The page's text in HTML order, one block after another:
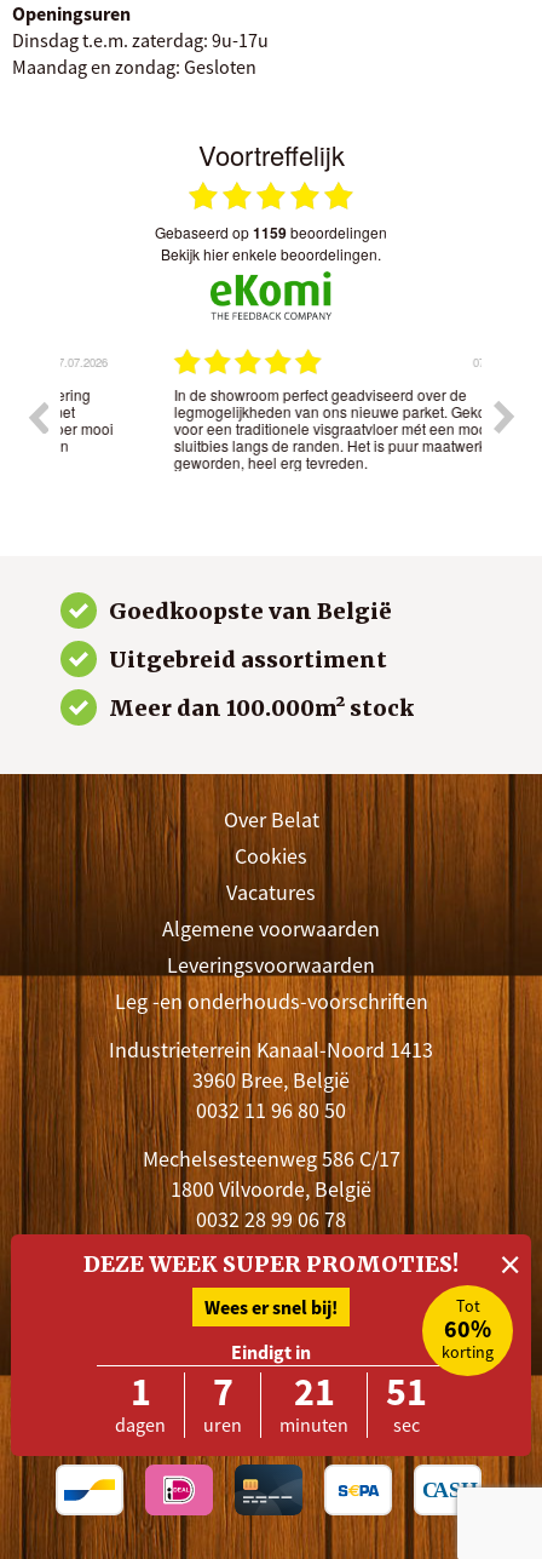
Openingsuren
Dinsdag t.e.m. zaterdag: 9u-17u
Maandag en zondag: Gesloten
Voortreffelijk
gebaseerd op1159beoordelingen
bekijk hier enkele beoordelingen.
In de showroom perfect geadviseerd over de
legmogelijkheden van ons nieuwe parket. Gekozen
voor een traditionele visgraatvloer mét een mooie
sluitbies langs de randen. Het is puur maatwerk
geworden, heel erg tevreden.
Goedkoopste van België
Uitgebreid assortiment
Meer dan 100.000m² stock
Over Belat
Cookies
Vacatures
Algemene voorwaarden
Leveringsvoorwaarden
Leg -en onderhouds-voorschriften
Industrieterrein Kanaal-Noord 1413
3960 Bree, België
0032 11 96 80 50
Mechelsesteenweg 586 C/17
1800 Vilvoorde, België
0032 28 99 06 78
Stuur een e-mail
Volg Belat en blijf op de hoogte
Betalen kan met
DEZE WEEK SUPER PROMOTIES! ×
Wees er snel bij! Tot
60%
korting
Eindigt in
1
dagen
7
uren
21
minuten
51
sec